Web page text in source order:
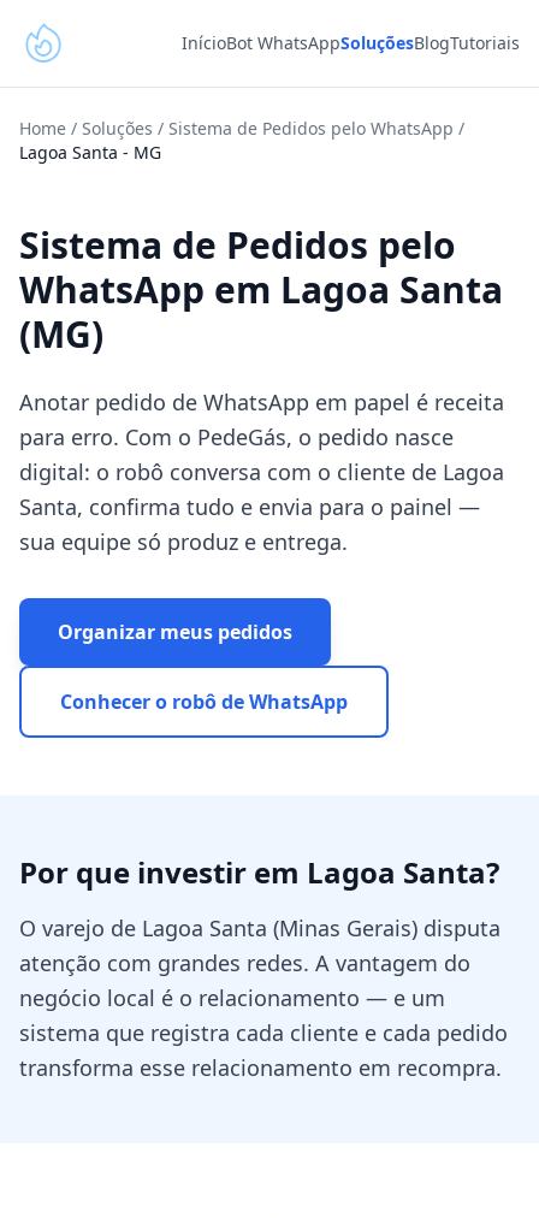
InícioBot WhatsAppSoluçõesBlogTutoriais
Home / Soluções / Sistema de Pedidos pelo WhatsApp /
Lagoa Santa - MG
Sistema de Pedidos pelo
WhatsApp em Lagoa Santa
(MG)
Anotar pedido de WhatsApp em papel é receita
para erro. Com o PedeGás, o pedido nasce
digital: o robô conversa com o cliente de Lagoa
Santa, confirma tudo e envia para o painel —
sua equipe só produz e entrega.
Organizar meus pedidos
Conhecer o robô de WhatsApp
Por que investir em Lagoa Santa?
O varejo de Lagoa Santa (Minas Gerais) disputa
atenção com grandes redes. A vantagem do
negócio local é o relacionamento — e um
sistema que registra cada cliente e cada pedido
transforma esse relacionamento em recompra.